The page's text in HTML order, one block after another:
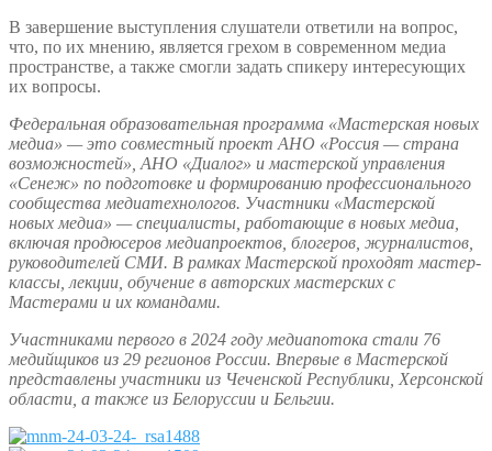
В завершение выступления слушатели ответили на вопрос,
что, по их мнению, является грехом в современном медиа
пространстве, а также смогли задать спикеру интересующих
их вопросы.
Федеральная образовательная программа «Мастерская новых
медиа» — это совместный проект АНО «Россия — страна
возможностей», АНО «Диалог» и мастерской управления
«Сенеж» по подготовке и формированию профессионального
сообщества медиатехнологов. Участники «Мастерской
новых медиа» — специалисты, работающие в новых медиа,
включая продюсеров медиапроектов, блогеров, журналистов,
руководителей СМИ. В рамках Мастерской проходят мастер-
классы, лекции, обучение в авторских мастерских с
Мастерами и их командами.
Участниками первого в 2024 году медиапотока стали 76
медийщиков из 29 регионов России. Впервые в Мастерской
представлены участники из Чеченской Республики, Херсонской
области, а также из Белоруссии и Бельгии.